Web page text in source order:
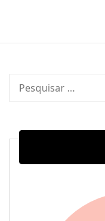
Pesquisar